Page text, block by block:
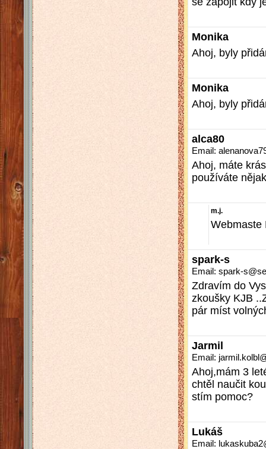
Monika
Ahoj, byly
Monika
Ahoj, byly
alca80
Email:
Ahoj, máte
používáte
m.j.
Webmaste
spark-s
Email: spark-
Zdravím do
zkoušky KJB
pár míst
Jarmil
Email:
Ahoj,mám 3
chtěl naučit
stím pomoc?
Lukáš
Email: